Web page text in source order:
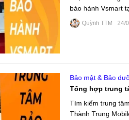
bảo hành Vsmart
chuyên ...
Quỳnh TTM 24/
Bảo mật & Bảo
Tổng hợp trung
Tìm kiếm trung
Thành Trung